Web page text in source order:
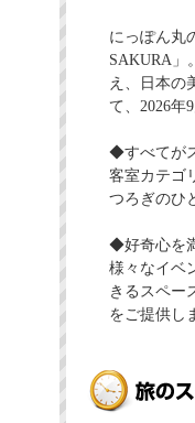
にっぽん丸
SAKURA」
え、日本の
て、2026年
◆すべてが
客室カテゴ
つろぎのひ
◆好奇心を
様々なイベ
きるスペー
をご提供し